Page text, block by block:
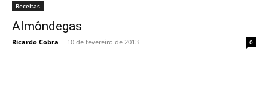
Receitas
Almôndegas
Ricardo Cobra - 10 de fevereiro de 2013 0